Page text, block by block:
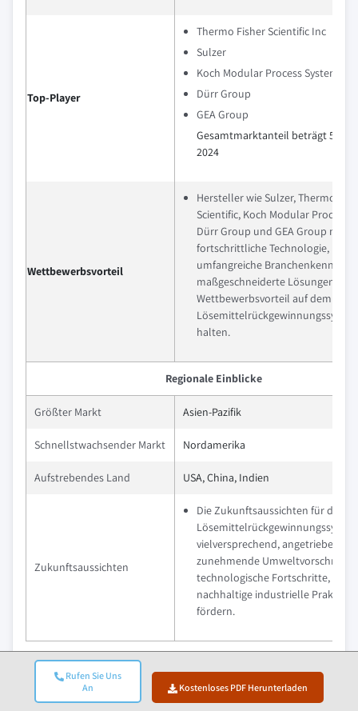
Rufen Sie Uns
An
Kostenloses PDF Herunterladen
Top-Player
Thermo Fisher Scientific Inc
Sulzer
Koch Modular Process Systems
Dürr Group
GEA Group
Gesamtmarktanteil beträgt 51 %
2024
Wettbewerbsvorteil
Hersteller wie Sulzer, Thermo
Scientific, Koch Modular Process
Dürr Group und GEA Group
fortschrittliche Technologie,
umfangreiche
maßgeschneiderte Lösungen,
Wettbewerbsvorteil auf dem
halten.
Regionale Einblicke
Größter Markt Asien-Pazifik
Schnellstwachsender Markt Nordamerika
Aufstrebendes Land USA, China, Indien
Zukunftsaussichten
Die Zukunftsaussichten für den
vielversprechend, angetrieben
zunehmende
technologische Fortschritte, die
nachhaltige industrielle Praktiken
fördern.
Was sind die Wachstumschancen in diesem Markt?
Kostenloses PDF herunterladen